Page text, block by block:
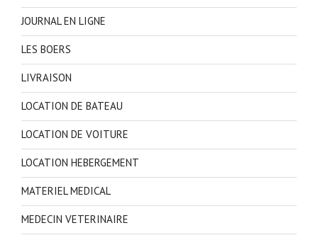
JOURNAL EN LIGNE
LES BOERS
LIVRAISON
LOCATION DE BATEAU
LOCATION DE VOITURE
LOCATION HEBERGEMENT
MATERIEL MEDICAL
MEDECIN VETERINAIRE